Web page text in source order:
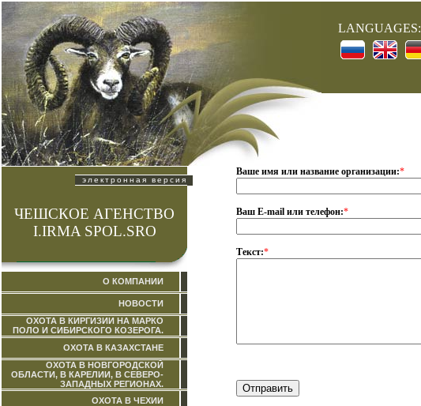
LANGUAGES:
электронная версия
ЧЕШСКОЕ АГЕНСТВО
I.IRMA SPOL.SRO
О КОМПАНИИ
НОВОСТИ
ОХОТА В КИРГИЗИИ НА МАРКО
ПОЛО И СИБИРСКОГО КОЗЕРОГА.
ОХОТА В КАЗАХСТАНЕ
ОХОТА В НОВГОРОДСКОЙ
ОБЛАСТИ, В КАРЕЛИИ, В СЕВЕРО-
ЗАПАДНЫХ РЕГИОНАХ.
ОХОТА В ЧЕХИИ
Ваше имя или название организации:*
Ваш E-mail или телефон:*
Текст:*